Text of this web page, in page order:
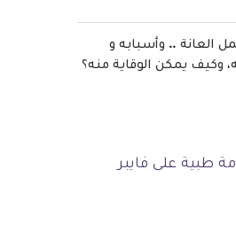
العانة .. وأسبابه و
وكيف يمكن الوقاية منه؟